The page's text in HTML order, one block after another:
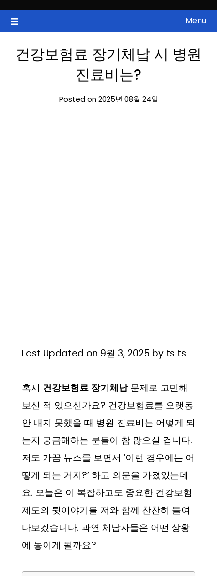
content
ZAN 주식정보
국내증시, 해외증시, 급등주, 낙폭과대, 골든크로스, 상한가, 하한가 등
의 주식 정보.
Menu
건강보험료 장기체납 시 병원
진료비는?
Posted on 2025년 08월 24일
Last Updated on 9월 3, 2025 by ts ts
혹시 건강보험료 장기체납문제로 고민해
보신 적 있으신가요? 건강보험료를 오랫동
안 내지 못했을 때 병원 진료비는 어떻게 되
는지 궁금해하는 분들이 참 많으실 겁니다.
저도 가끔 뉴스를 보면서 ‘이런 경우에는 어
떻게 되는 거지?’ 하고 의문을 가졌었는데
요. 오늘은 이 복잡하고도 중요한 건강보험
제도의 뒷이야기를 저와 함께 찬찬히 들여
다보겠습니다. 과연 체납자들은 어떤 상황
에 놓이게 될까요?